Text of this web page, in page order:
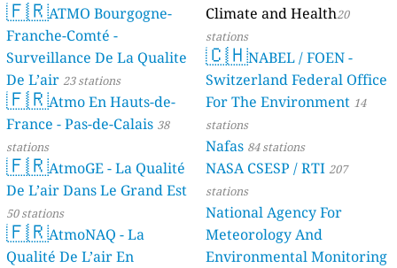
🇫🇷ATMO Bourgogne-
Franche-Comté -
Surveillance De La Qualite
De L’air 23 stations
🇫🇷Atmo En Hauts-de-
France - Pas-de-Calais 38
stations
🇫🇷AtmoGE - La Qualité
De L’air Dans Le Grand Est
50 stations
🇫🇷AtmoNAQ - La
Qualité De L’air En
Climate and Health20
stations
🇨🇭NABEL / FOEN -
Switzerland Federal Office
For The Environment 14
stations
Nafas 84 stations
NASA CSESP / RTI 207
stations
National Agency For
Meteorology And
Environmental Monitoring